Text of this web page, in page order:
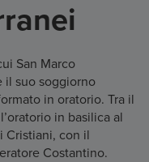
San Marco
il suo soggiorno
in oratorio. Tra il
in basilica al
Cristiani, con il
Costantino.